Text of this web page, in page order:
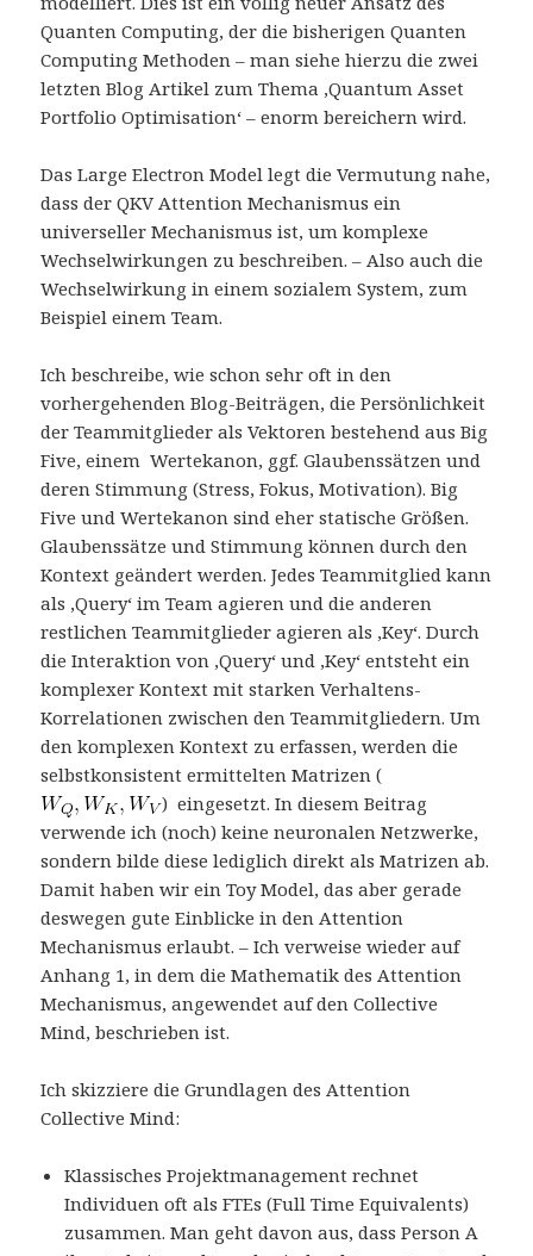
Quanten Computing, der die bisherigen Quanten
Computing Methoden – man siehe hierzu die zwei
letzten Blog Artikel zum Thema ‚Quantum Asset
Portfolio Optimisation‘ – enorm bereichern wird.
Das Large Electron Model legt die Vermutung nahe,
dass der QKV Attention Mechanismus ein
universeller Mechanismus ist, um komplexe
Wechselwirkungen zu beschreiben. – Also auch die
Wechselwirkung in einem sozialem System, zum
Beispiel einem Team.
Ich beschreibe, wie schon sehr oft in den
vorhergehenden Blog-Beiträgen, die Persönlichkeit
der Teammitglieder als Vektoren bestehend aus Big
Five, einem Wertekanon, ggf. Glaubenssätzen und
deren Stimmung (Stress, Fokus, Motivation). Big
Five und Wertekanon sind eher statische Größen.
Glaubenssätze und Stimmung können durch den
Kontext geändert werden. Jedes Teammitglied kann
als ‚Query‘ im Team agieren und die anderen
restlichen Teammitglieder agieren als ‚Key‘. Durch
die Interaktion von ‚Query‘ und ‚Key‘ entsteht ein
komplexer Kontext mit starken Verhaltens-
Korrelationen zwischen den Teammitgliedern. Um
den komplexen Kontext zu erfassen, werden die
selbstkonsistent ermittelten Matrizen (
) eingesetzt. In diesem Beitrag
verwende ich (noch) keine neuronalen Netzwerke,
sondern bilde diese lediglich direkt als Matrizen ab.
Damit haben wir ein Toy Model, das aber gerade
deswegen gute Einblicke in den Attention
Mechanismus erlaubt. – Ich verweise wieder auf
Anhang 1, in dem die Mathematik des Attention
Mechanismus, angewendet auf den Collective
Mind, beschrieben ist.
Ich skizziere die Grundlagen des Attention
Collective Mind:
Klassisches Projektmanagement rechnet
Individuen oft als FTEs (Full Time Equivalents)
zusammen. Man geht davon aus, dass Person A